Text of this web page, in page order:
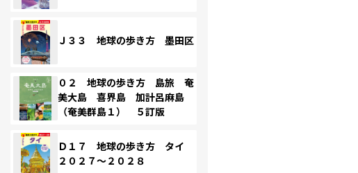
Ｊ３３ 地球の歩き方 墨田区
０２ 地球の歩き方 島旅 奄
美大島 喜界島 加計呂麻島
（奄美群島１） ５訂版
Ｄ１７ 地球の歩き方 タイ
２０２７～２０２８